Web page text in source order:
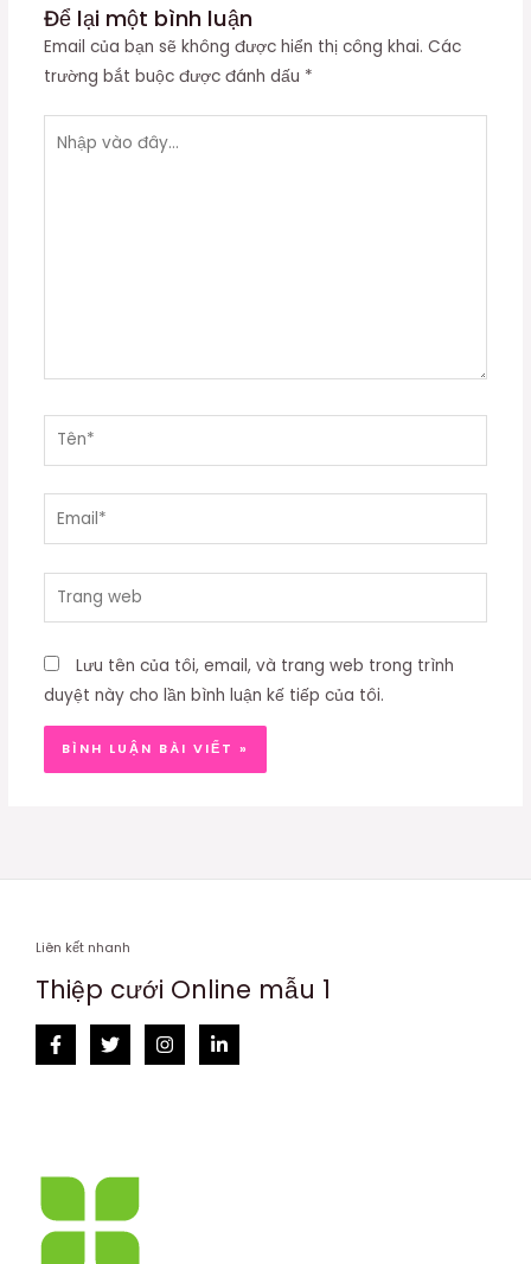
Để lại một bình luận
Email của bạn sẽ không được hiển thị công khai. Các
trường bắt buộc được đánh dấu *
Tên*
Email*
Trang
Lưu tên của tôi, email, và trang web trong trình
duyệt này cho lần bình luận kế tiếp của tôi.
Liên kết nhanh
Thiệp cưới Online mẫu 1